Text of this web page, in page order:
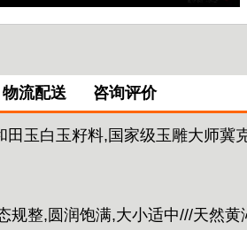
物流配送 咨询评价
玉白玉籽料,国家级玉雕大师
规整,圆润饱满,大小适中///天然黄